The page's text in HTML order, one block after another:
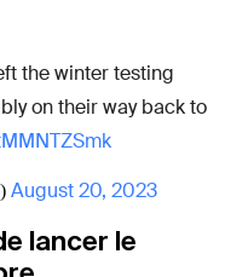
the winter testing
on their way back to
August 20, 2023
lancer le